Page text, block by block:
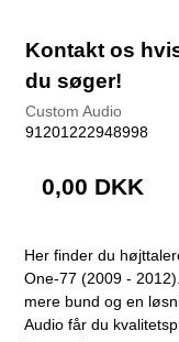
Kontakt os
du søger!
Custom Audio
91201222948998
0,00 DKK
Her finder du
One-77 (2009 -
mere bund og en
Audio får du